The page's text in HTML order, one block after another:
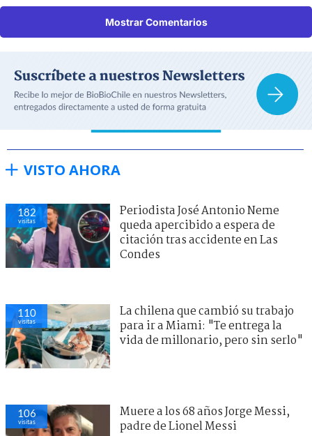
Mostrar Comentarios
VISTO AHORA
182
visitas
Periodista José Antonio Neme
queda apercibido a espera de
citación tras accidente en Las
Condes
110
visitas
La chilena que cambió su trabajo
para ir a Miami: "Te entrega la
vida de millonario, pero sin serlo"
106
visitas
Muere a los 68 años Jorge Messi,
padre de Lionel Messi